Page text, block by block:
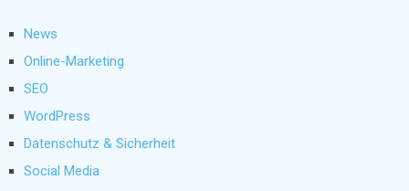
News
Online-Marketing
SEO
WordPress
Datenschutz & Sicherheit
Social Media